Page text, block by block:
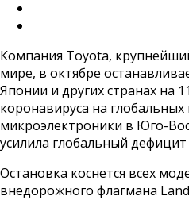
Компания Toyota,
мире, в октябре
Японии и других странах на
коронавируса на
микроэлектроники в Юго-
усилила глобальный
Остановка коснется всех
внедорожного флагмана